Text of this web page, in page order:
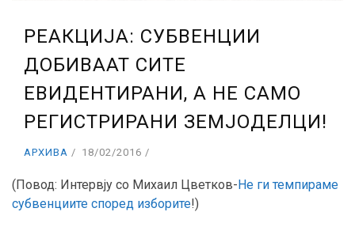
РЕАКЦИЈА: СУБВЕНЦИИ
ДОБИВААТ СИТЕ
ЕВИДЕНТИРАНИ, А НЕ САМО
РЕГИСТРИРАНИ ЗЕМЈОДЕЛЦИ!
АРХИВА 18/02/2016
(Повод: Интервју со Михаил Цветков- Не ги темпираме
субвенциите според изборите!)